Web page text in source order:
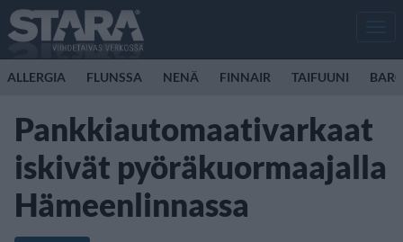
ALLERGIA FLUNSSA NENÄ FINNAIR TAIFUUNI
Pankkiautomaativarkaat
iskivät pyöräkuormaajalla
Hämeenlinnassa